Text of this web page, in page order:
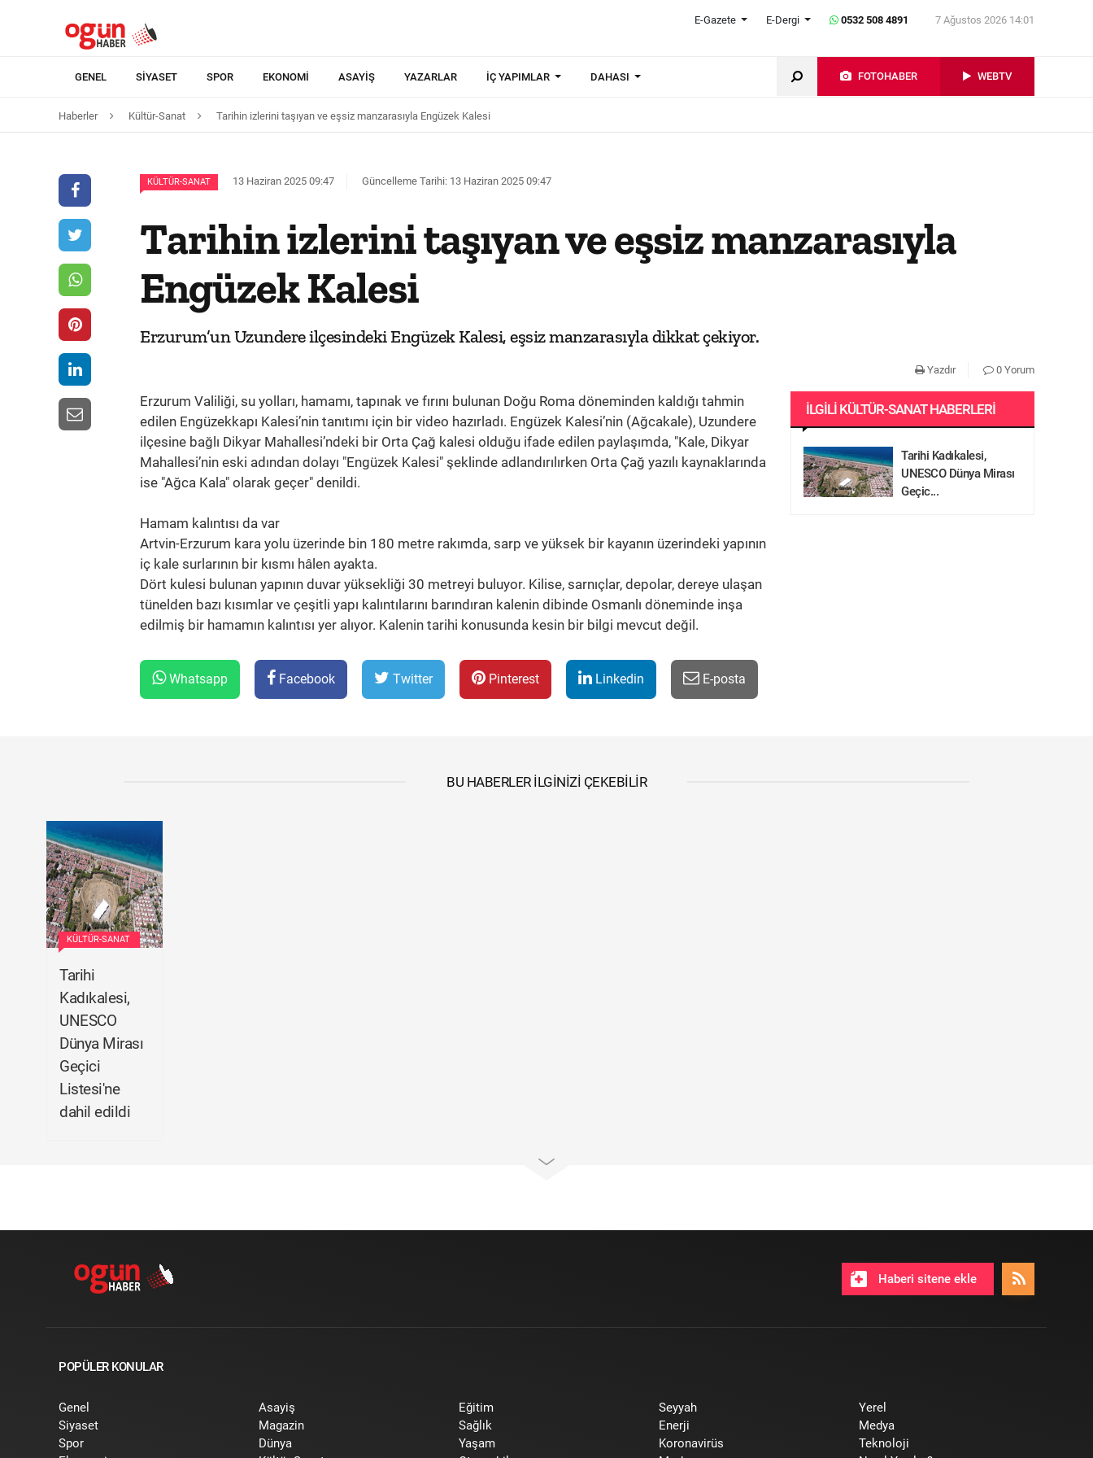
E-Gazete E-Dergi 0532 508 4891 7 Ağustos 2026 14:01
GENEL SIYASET SPOR EKONOMI ASAYIŞ YAZARLAR İÇ YAPIMLAR DAHASI FOTOHABER WEBTV
Haberler Kültür-Sanat Tarihin izlerini taşıyan ve eşsiz manzarasıyla Engüzek Kalesi
KÜLTÜR-SANAT 13 Haziran 2025 09:47 Güncelleme Tarihi: 13 Haziran 2025 09:47
Tarihin izlerini taşıyan ve eşsiz manzarasıyla
Engüzek Kalesi
Erzurum’un Uzundere ilçesindeki Engüzek Kalesi, eşsiz manzarasıyla dikkat çekiyor.
Yazdır 0 Yorum
Erzurum Valiliği, su yolları, hamamı, tapınak ve fırını bulunan Doğu Roma döneminden kaldığı tahmin
edilen Engüzekkapı Kalesi’nin tanıtımı için bir video hazırladı. Engüzek Kalesi’nin (Ağcakale), Uzundere
ilçesine bağlı Dikyar Mahallesi’ndeki bir Orta Çağ kalesi olduğu ifade edilen paylaşımda, "Kale, Dikyar
Mahallesi’nin eski adından dolayı "Engüzek Kalesi" şeklinde adlandırılırken Orta Çağ yazılı kaynaklarında
ise "Ağca Kala" olarak geçer" denildi.
Hamam kalıntısı da var
Artvin-Erzurum kara yolu üzerinde bin 180 metre rakımda, sarp ve yüksek bir kayanın üzerindeki yapının
iç kale surlarının bir kısmı hâlen ayakta.
Dört kulesi bulunan yapının duvar yüksekliği 30 metreyi buluyor. Kilise, sarnıçlar, depolar, dereye ulaşan
tünelden bazı kısımlar ve çeşitli yapı kalıntılarını barındıran kalenin dibinde Osmanlı döneminde inşa
edilmiş bir hamamın kalıntısı yer alıyor. Kalenin tarihi konusunda kesin bir bilgi mevcut değil.
Whatsapp Facebook Twitter Pinterest Linkedin E-posta
İLGILI KÜLTÜR-SANAT HABERLERI
Tarihi Kadıkalesi,
UNESCO Dünya Mirası
Geçic...
BU HABERLER İLGINIZI ÇEKEBILIR
KÜLTÜR-SANAT
Tarihi
Kadıkalesi,
UNESCO
Dünya Mirası
Geçici
Listesi'ne
dahil edildi
Haberi sitene ekle
POPÜLER KONULAR
Genel
Siyaset
Spor
Asayiş
Magazin
Dünya
Eğitim
Sağlık
Yaşam
Seyyah
Enerji
Koronavirüs
Yerel
Medya
Teknoloji